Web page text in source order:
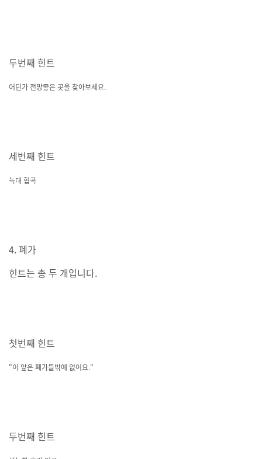
두번째 힌트
어딘가 전망좋은 곳을 찾아보세요.
세번째 힌트
늑대 협곡
4. 폐가
힌트는 총 두 개입니다.
첫번째 힌트
"이 앞은 폐가들밖에 없어요."
두번째 힌트